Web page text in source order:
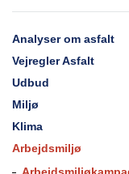
Analyser om asfalt
Vejregler Asfalt
Udbud
Miljø
Klima
Arbejdsmiljø